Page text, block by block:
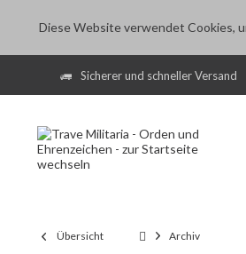
Diese Website verwendet Cookies,
Sicherer und schneller Versand
Übersicht Archiv